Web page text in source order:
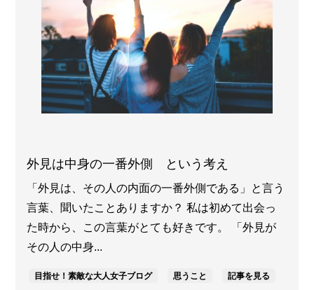
外見は中身の一番外側 という考え
「外見は、その人の内面の一番外側である」と言う
言葉、聞いたことありますか？ 私は初めて出会っ
た時から、この言葉がとても好きです。 「外見が
その人の中身...
目指せ！素敵な大人女子ブログ 思うこと 記事を見る